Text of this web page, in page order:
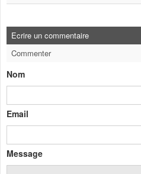
Ecrire un commentaire
Commenter
Nom
Email
Message